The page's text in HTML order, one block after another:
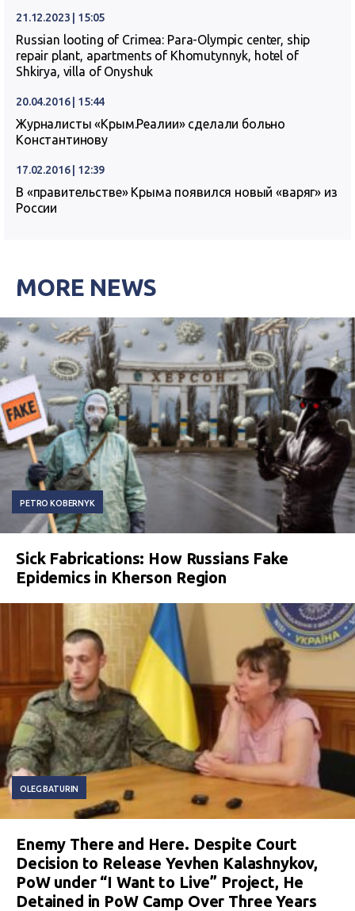
21.12.2023 | 15:05
Russian looting of Crimea: Para-Olympic center, ship
repair plant, apartments of Khomutynnyk, hotel of
Shkirya, villa of Onyshuk
20.04.2016 | 15:44
Журналисты «Крым.Реалии» сделали больно
Константинову
17.02.2016 | 12:39
В «правительстве» Крыма появился новый «варяг» из
России
MORE NEWS
PETRO KOBERNYK
Sick Fabrications: How Russians Fake
Epidemics in Kherson Region
OLEG BATURIN
Enemy There and Here. Despite Court
Decision to Release Yevhen Kalashnykov,
PoW under “I Want to Live” Project, He
Detained in PoW Camp Over Three Years